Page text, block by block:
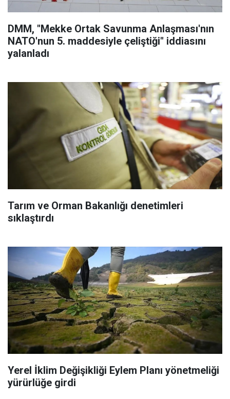
DMM, "Mekke Ortak Savunma Anlaşması'nın
NATO'nun 5. maddesiyle çeliştiği" iddiasını
yalanladı
Tarım ve Orman Bakanlığı denetimleri
sıklaştırdı
Yerel İklim Değişikliği Eylem Planı yönetmeliği
yürürlüğe girdi